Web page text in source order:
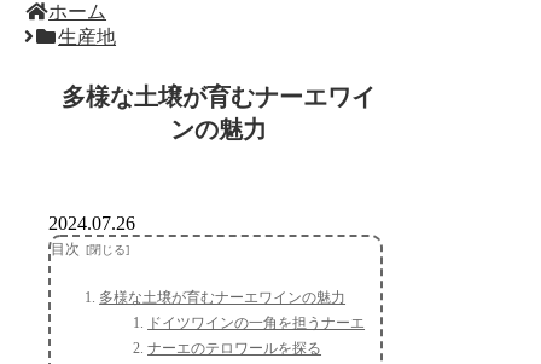
ホーム
生産地
多様な土壌が育むナーエワイ
ンの魅力
2024.07.26
目次
多様な土壌が育むナーエワインの魅力
ドイツワインの一角を担うナーエ
ナーエのテロワールを探る